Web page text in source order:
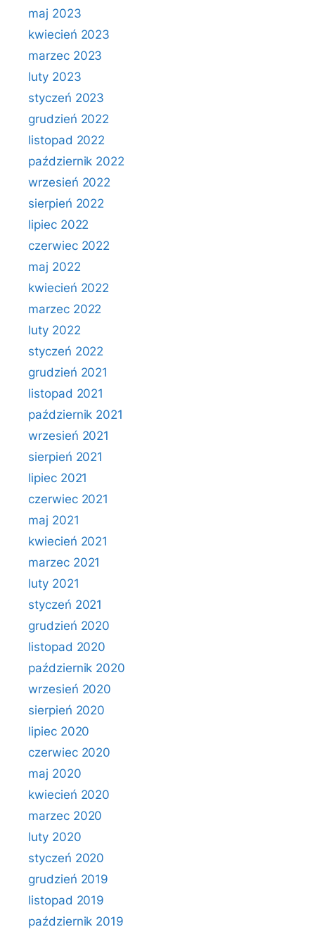
maj 2023
kwiecień 2023
marzec 2023
luty 2023
styczeń 2023
grudzień 2022
listopad 2022
październik 2022
wrzesień 2022
sierpień 2022
lipiec 2022
czerwiec 2022
maj 2022
kwiecień 2022
marzec 2022
luty 2022
styczeń 2022
grudzień 2021
listopad 2021
październik 2021
wrzesień 2021
sierpień 2021
lipiec 2021
czerwiec 2021
maj 2021
kwiecień 2021
marzec 2021
luty 2021
styczeń 2021
grudzień 2020
listopad 2020
październik 2020
wrzesień 2020
sierpień 2020
lipiec 2020
czerwiec 2020
maj 2020
kwiecień 2020
marzec 2020
luty 2020
styczeń 2020
grudzień 2019
listopad 2019
październik 2019